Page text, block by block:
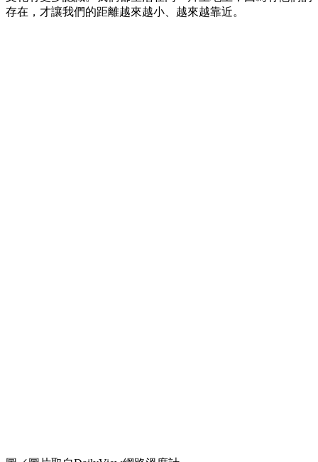
存在，才讓我們的距離越來越小、越來越靠近。